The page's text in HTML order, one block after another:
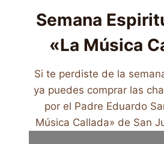
Semana
«La Música
Si te perdiste de la
ya puedes comprar las
por el Padre Eduardo
Música Callada» de San